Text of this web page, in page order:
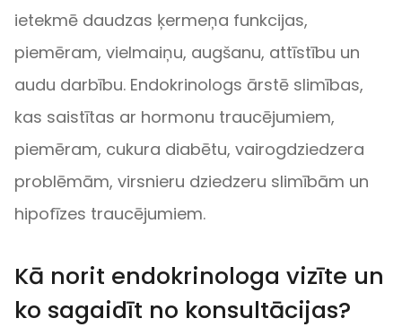
ietekmē daudzas ķermeņa funkcijas,
piemēram, vielmaiņu, augšanu, attīstību un
audu darbību. Endokrinologs ārstē slimības,
kas saistītas ar hormonu traucējumiem,
piemēram, cukura diabētu, vairogdziedzera
problēmām, virsnieru dziedzeru slimībām un
hipofīzes traucējumiem.
Kā norit endokrinologa vizīte un
ko sagaidīt no konsultācijas?